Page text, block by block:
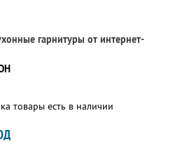
гарнитуры от интернет-
товары есть в наличии